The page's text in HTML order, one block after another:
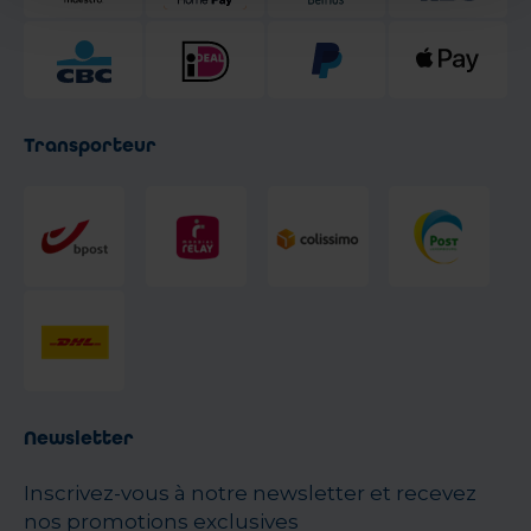
Transporteur
Newsletter
Inscrivez-vous à notre newsletter et recevez
nos promotions exclusives